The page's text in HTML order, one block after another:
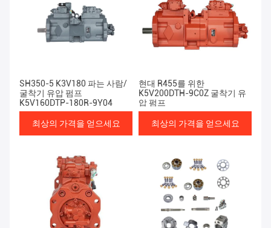
SH350-5 K3V180 파는 사람/
굴착기 유압 펌프
K5V160DTP-180R-9Y04
최상의 가격을 얻으세요
현대 R455를 위한
K5V200DTH-9C0Z 굴착기 유
압 펌프
최상의 가격을 얻으세요